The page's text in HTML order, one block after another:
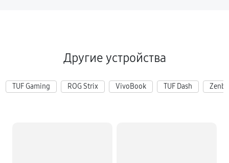
Другие устройства
TUF Gaming ROG Strix VivoBook TUF Dash